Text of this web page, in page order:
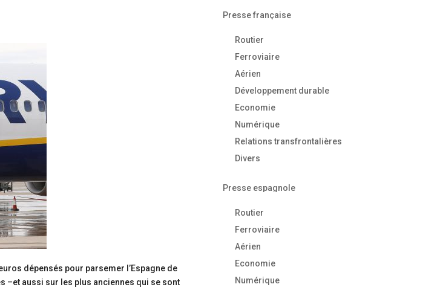
dépensés pour parsemer l’Espagne de
–et aussi sur les plus anciennes qui se sont
Presse française
Routier
Ferroviaire
Aérien
Développement durable
Economie
Numérique
Relations transfrontalières
Divers
Presse espagnole
Routier
Ferroviaire
Aérien
Economie
Numérique